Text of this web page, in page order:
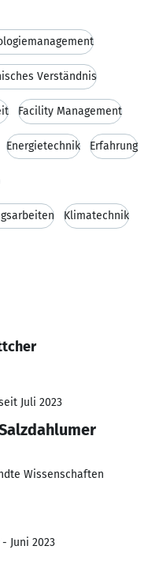
Verständnis
Facility Management
Energietechnik Erfahrung
Klimatechnik
Juli 2023
Wissenschaften
Juni 2023